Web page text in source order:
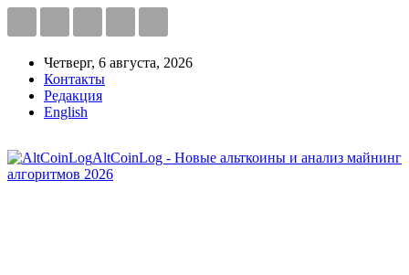
Четверг, 6 августа, 2026
Контакты
Редакция
English
AltCoinLog - Новые альткоины и анализ майнинг
алгоритмов 2026